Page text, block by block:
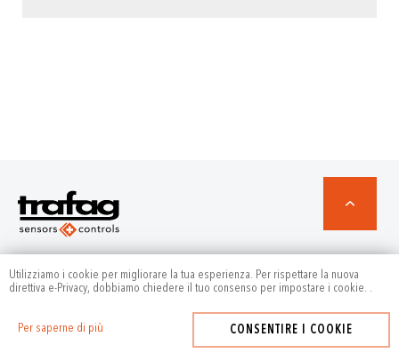
Utilizziamo i cookie per migliorare la tua esperienza. Per rispettare la nuova
direttiva e-Privacy, dobbiamo chiedere il tuo consenso per impostare i cookie.
Per saperne di più
.
CONSENTIRE I COOKIE
Prodotti
Settori applicativi